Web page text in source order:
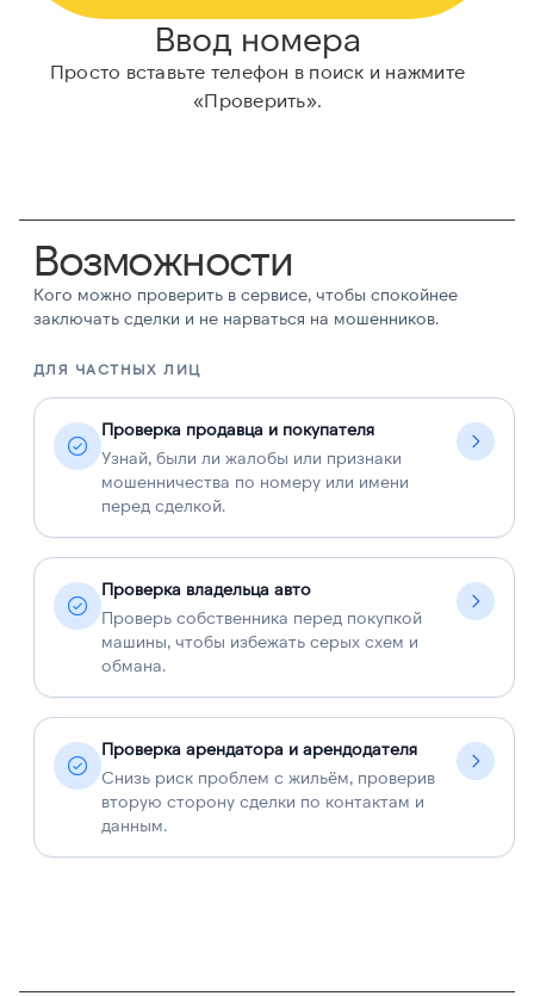
Ввод номера
Просто вставьте телефон в поиск и нажмите
«Проверить».
Возможности
Кого можно проверить в сервисе, чтобы спокойнее
заключать сделки и не нарваться на мошенников.
ДЛЯ ЧАСТНЫХ ЛИЦ
Проверка продавца и покупателя
Узнай, были ли жалобы или признаки
мошенничества по номеру или имени
перед сделкой.
Проверка владельца авто
Проверь собственника перед покупкой
машины, чтобы избежать серых схем и
обмана.
Проверка арендатора и арендодателя
Снизь риск проблем с жильём, проверив
вторую сторону сделки по контактам и
данным.